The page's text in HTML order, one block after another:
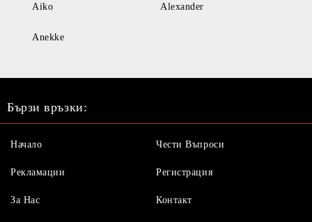
Aiko Alexander
Anekke
Бързи връзки:
Начало
Рекламации
За Нас
Чести Въпроси
Регистрация
Контакт